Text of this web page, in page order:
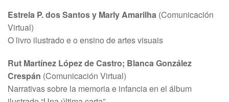
Estrela P. dos Santos y Marly Amarilha (Comunicación
Virtual)
O livro ilustrado e o ensino de artes visuais
Rut Martínez López de Castro; Blanca González
Crespán (Comunicación Virtual)
Narrativas sobre la memoria e infancia en el álbum